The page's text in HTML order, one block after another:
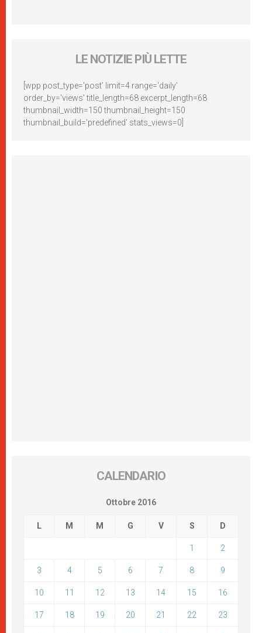
LE NOTIZIE PIÙ LETTE
[wpp post_type='post' limit=4 range='daily'
order_by='views' title_length=68 excerpt_length=68
thumbnail_width=150 thumbnail_height=150
thumbnail_build='predefined' stats_views=0]
CALENDARIO
Ottobre 2016
L M M G V S D
1 2
3 4 5 6 7 8 9
10 11 12 13 14 15 16
17 18 19 20 21 22 23